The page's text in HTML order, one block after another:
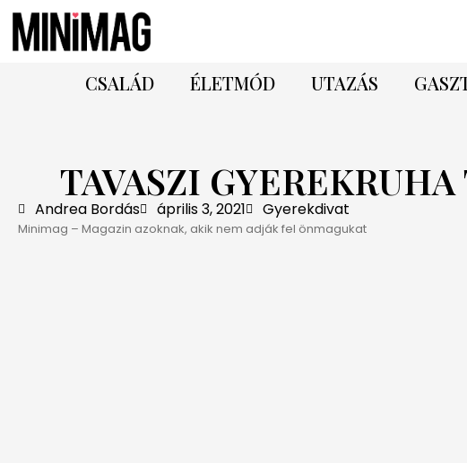
CSALÁD ÉLETMÓD UTAZÁS
TAVASZI
Andrea Bordás április 3, 2021 Gyerekdivat
Minimag – Magazin azoknak, akik nem adják fel önmagukat